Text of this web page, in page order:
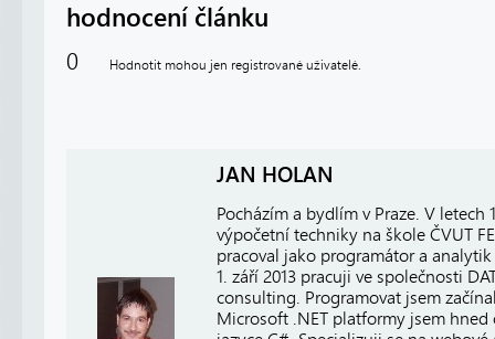
hodnocení článku
0 Hodnotit mohou jen registrované uživatelé.
JAN HOLAN
Pocházím a bydlím v Praze. V letech
výpočetní techniky na škole ČVUT
pracoval jako programátor a
1. září 2013 pracuji ve společnosti
consulting. Programovat jsem
Microsoft .NET platformy jsem